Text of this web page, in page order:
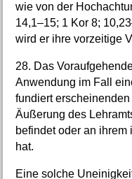
wie von der
14,1–15; 1 Kor 8;
wird er ihre vorzeitige
28. Das
Anwendung im Fall
fundiert
Äußerung des
befindet oder an ihrem
hat.
Eine solche